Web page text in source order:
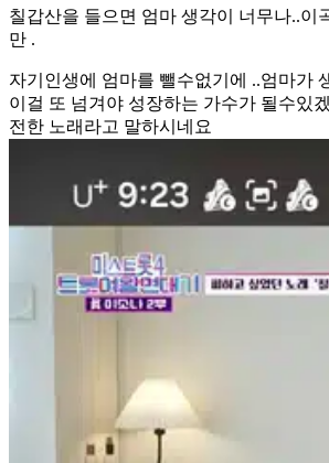
칠갑산을 들으면 엄마 생각이 너무나..이
만 .
자기인생에 엄마를 뺄수없기에 ..엄마가
이걸 또 넘겨야 성장하는 가수가 될수있
전한 노래라고 말하시네요